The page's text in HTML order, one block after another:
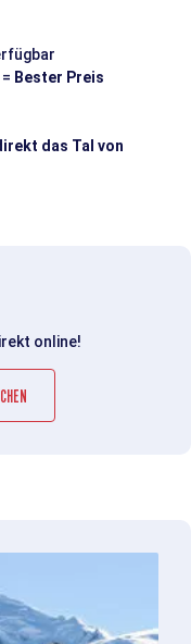
Bester Preis
das Tal von
online!